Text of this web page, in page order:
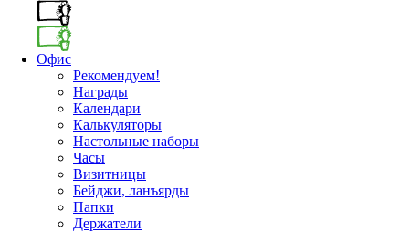
Офис
Рекомендуем!
Награды
Календари
Калькуляторы
Настольные наборы
Часы
Визитницы
Бейджи, ланъярды
Папки
Держатели